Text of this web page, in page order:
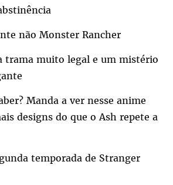
não Monster Rancher
trama muito legal e um mistério
Manda a ver nesse anime
designs do que o Ash repete a
temporada de Stranger